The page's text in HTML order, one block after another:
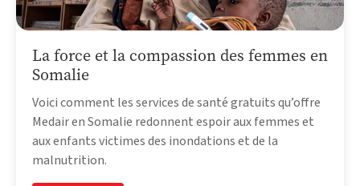
La force et la compassion des femmes en
Somalie
Voici comment les services de santé gratuits qu’offre
Medair en Somalie redonnent espoir aux femmes et
aux enfants victimes des inondations et de la
malnutrition.